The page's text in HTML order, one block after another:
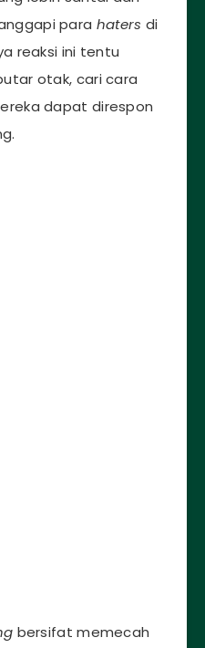
para haters di
reaksi ini tentu
otak, cari cara
dapat direspon
bersifat memecah